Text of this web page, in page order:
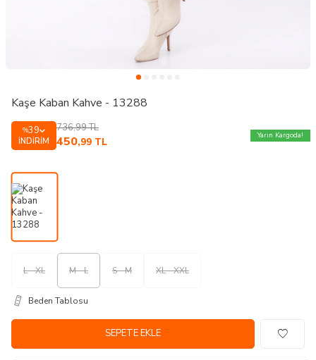
Kaşe Kaban Kahve - 13288
%39
İNDIRIM
736,99TL
450,99 TL
Yarın Kargoda!
L - XL M - L S - M XL - XXL
Beden Tablosu
SEPETE EKLE